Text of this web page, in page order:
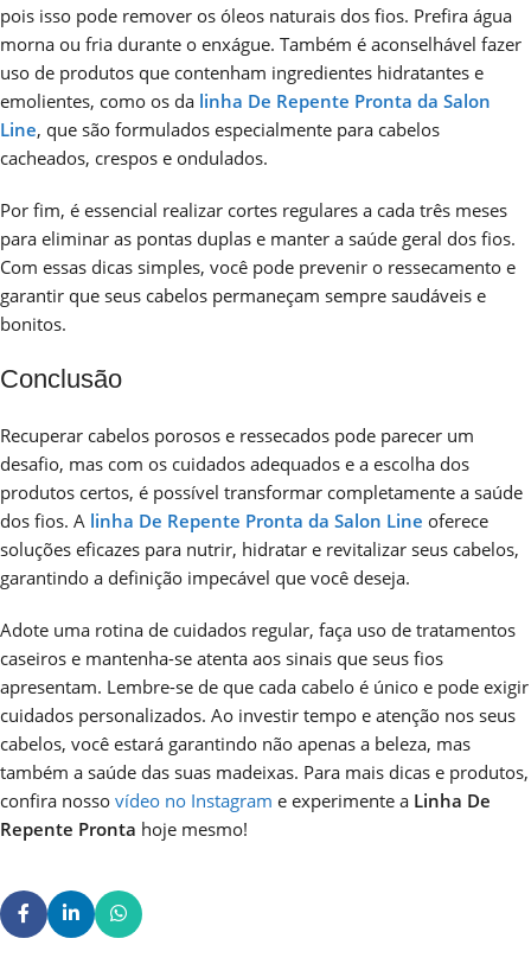
pois isso pode remover os óleos naturais dos fios. Prefira água
morna ou fria durante o enxágue. Também é aconselhável fazer
uso de produtos que contenham ingredientes hidratantes e
emolientes, como os da linha De Repente Pronta da Salon
Line, que são formulados especialmente para cabelos
cacheados, crespos e ondulados.
Por fim, é essencial realizar cortes regulares a cada três meses
para eliminar as pontas duplas e manter a saúde geral dos fios.
Com essas dicas simples, você pode prevenir o ressecamento e
garantir que seus cabelos permaneçam sempre saudáveis e
bonitos.
Conclusão
Recuperar cabelos porosos e ressecados pode parecer um
desafio, mas com os cuidados adequados e a escolha dos
produtos certos, é possível transformar completamente a saúde
dos fios. A linha De Repente Pronta da Salon Line oferece
soluções eficazes para nutrir, hidratar e revitalizar seus cabelos,
garantindo a definição impecável que você deseja.
Adote uma rotina de cuidados regular, faça uso de tratamentos
caseiros e mantenha-se atenta aos sinais que seus fios
apresentam. Lembre-se de que cada cabelo é único e pode exigir
cuidados personalizados. Ao investir tempo e atenção nos seus
cabelos, você estará garantindo não apenas a beleza, mas
também a saúde das suas madeixas. Para mais dicas e produtos,
confira nosso vídeo no Instagram e experimente a Linha De
Repente Pronta hoje mesmo!